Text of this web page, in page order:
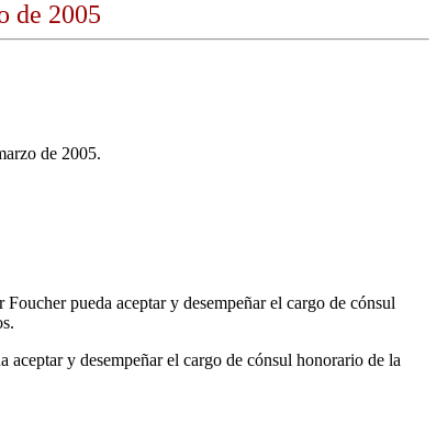
de 2005
de 2005.
pueda aceptar y desempeñar el cargo de cónsul
y desempeñar el cargo de cónsul honorario de la